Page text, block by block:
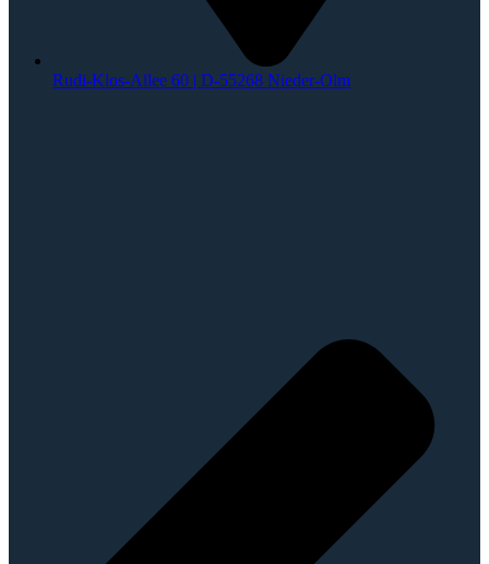
Rudi-Klos-Allee 60 | D-55268 Nieder-Olm